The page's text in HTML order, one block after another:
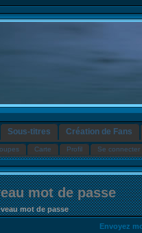
Sous-titres Création de Fans
Carte Profil Se connecter
mot de passe
mot de passe
Envoyez